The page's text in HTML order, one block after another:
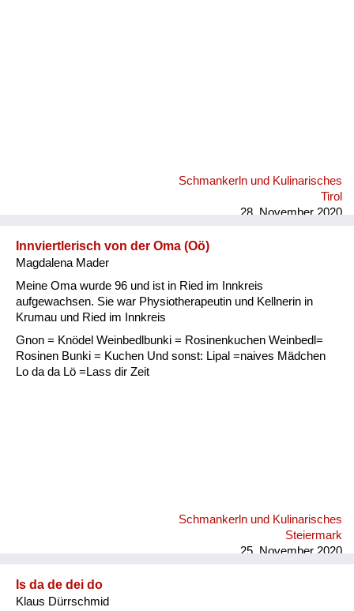
Schmankerln und Kulinarisches
Tirol
28. November 2020
Innviertlerisch von der Oma (Oö)
Magdalena Mader
Meine Oma wurde 96 und ist in Ried im Innkreis
aufgewachsen. Sie war Physiotherapeutin und Kellnerin in
Krumau und Ried im Innkreis
Gnon = Knödel Weinbedlbunki = Rosinenkuchen Weinbedl=
Rosinen Bunki = Kuchen Und sonst: Lipal =naives Mädchen
Lo da da Lö =Lass dir Zeit
Schmankerln und Kulinarisches
Steiermark
25. November 2020
Is da de dei do
Klaus Dürrschmid